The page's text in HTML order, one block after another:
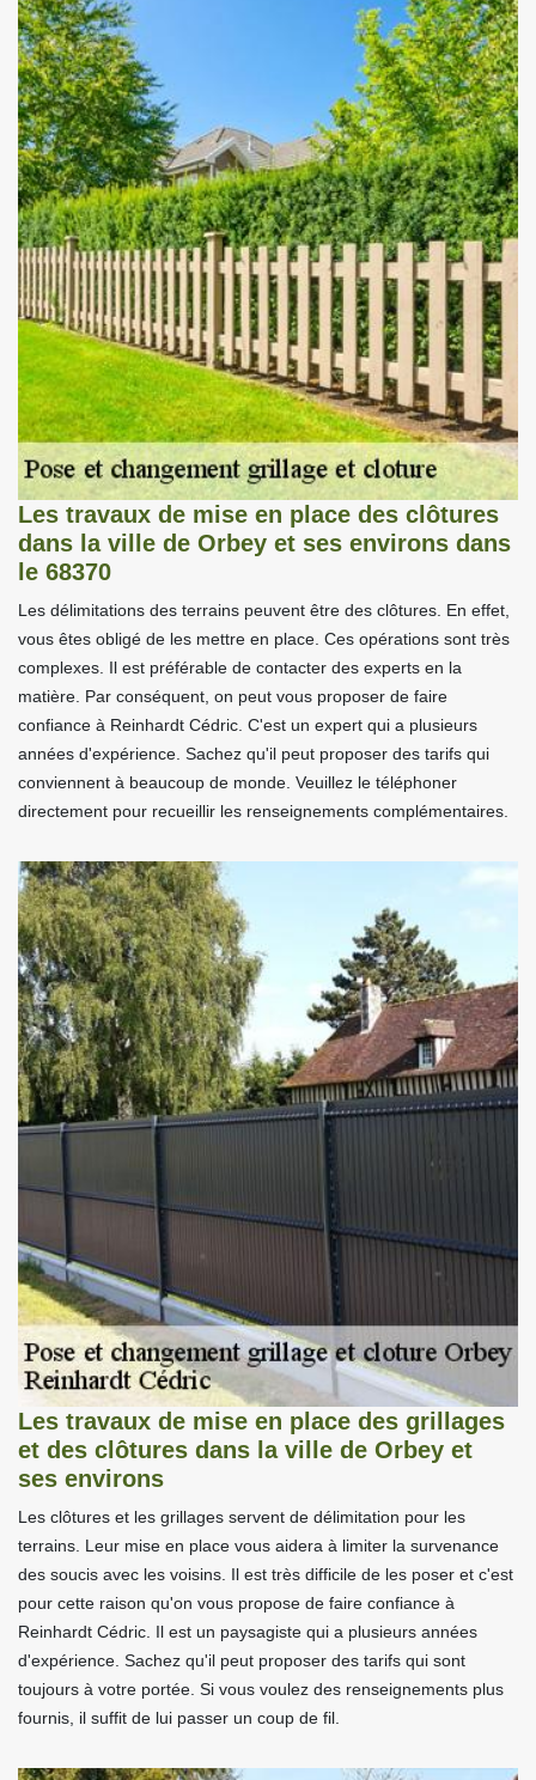
Les travaux de mise en place des clôtures
dans la ville de Orbey et ses environs dans
le 68370
Les délimitations des terrains peuvent être des clôtures. En effet,
vous êtes obligé de les mettre en place. Ces opérations sont très
complexes. Il est préférable de contacter des experts en la
matière. Par conséquent, on peut vous proposer de faire
confiance à Reinhardt Cédric. C'est un expert qui a plusieurs
années d'expérience. Sachez qu'il peut proposer des tarifs qui
conviennent à beaucoup de monde. Veuillez le téléphoner
directement pour recueillir les renseignements complémentaires.
Les travaux de mise en place des grillages
et des clôtures dans la ville de Orbey et
ses environs
Les clôtures et les grillages servent de délimitation pour les
terrains. Leur mise en place vous aidera à limiter la survenance
des soucis avec les voisins. Il est très difficile de les poser et c'est
pour cette raison qu'on vous propose de faire confiance à
Reinhardt Cédric. Il est un paysagiste qui a plusieurs années
d'expérience. Sachez qu'il peut proposer des tarifs qui sont
toujours à votre portée. Si vous voulez des renseignements plus
fournis, il suffit de lui passer un coup de fil.